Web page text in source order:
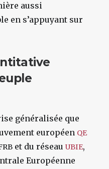
aussi
en s’appuyant sur
généralisée que
européen QE
et du réseau UBIE,
Européenne